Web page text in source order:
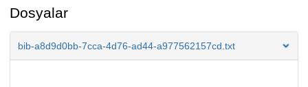
Dosyalar
bib-a8d9d0bb-7cca-4d76-ad44-a977562157cd.txt